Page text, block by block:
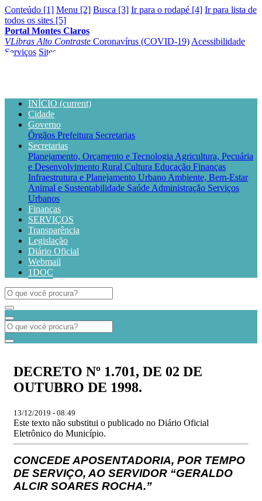
Conteúdo [1] Menu [2] Busca [3] Ir para o rodapé [4] Ir para lista de
todos os sites [5]
Portal Montes Claros
VLibras Alto Contraste Coronavírus (COVID-19) Acessibilidade
Serviços Sites
INÍCIO (current)
Cidade
Governo
Órgãos Prefeitura Secretarias
Secretarias
Planejamento, Orçamento e Tecnologia Agricultura, Pecuária
e Desenvolvimento Rural Cultura Educação Finanças
Infraestrutura e Planejamento Urbano Ambiente, Bem-Estar
Animal e Sustentabilidade Saúde Administração Serviços
Urbanos
Finanças
SERVIÇOS
Transparência
Legislação
Diário Oficial
Webmail
1DOC
DECRETO Nº 1.701, DE 02 DE
OUTUBRO DE 1998.
13/12/2019 - 08:49
Este texto não substitui o publicado no Diário Oficial
Eletrônico do Município.
CONCEDE APOSENTADORIA, POR TEMPO
DE SERVIÇO, AO SERVIDOR “GERALDO
ALCIR SOARES ROCHA.”